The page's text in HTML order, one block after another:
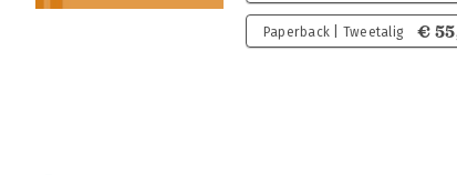
Paperback | Tweetalig €